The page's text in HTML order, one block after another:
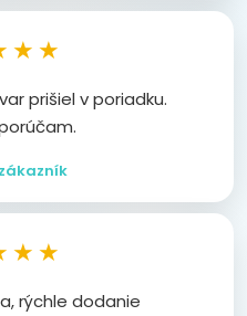
prišiel v poriadku.
rýchle dodanie